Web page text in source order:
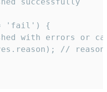
'fail') {
with errors or
//